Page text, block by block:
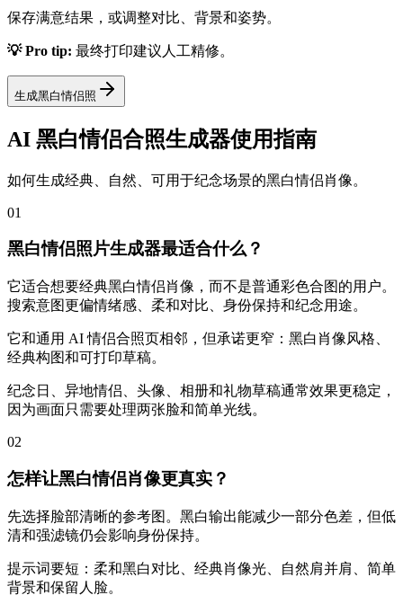
保存满意结果，或调整对比、背景和姿势。
💡 Pro tip: 最终打印建议人工精修。
生成黑白情侣照
AI 黑白情侣合照生成器使用指南
如何生成经典、自然、可用于纪念场景的黑白情侣肖像。
01
黑白情侣照片生成器最适合什么？
它适合想要经典黑白情侣肖像，而不是普通彩色合图的用户。
搜索意图更偏情绪感、柔和对比、身份保持和纪念用途。
它和通用 AI 情侣合照页相邻，但承诺更窄：黑白肖像风格、
经典构图和可打印草稿。
纪念日、异地情侣、头像、相册和礼物草稿通常效果更稳定，
因为画面只需要处理两张脸和简单光线。
02
怎样让黑白情侣肖像更真实？
先选择脸部清晰的参考图。黑白输出能减少一部分色差，但低
清和强滤镜仍会影响身份保持。
提示词要短：柔和黑白对比、经典肖像光、自然肩并肩、简单
背景和保留人脸。